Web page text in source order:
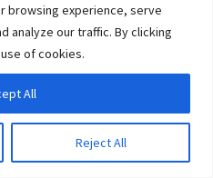
browsing experience, serve
analyze our traffic. By clicking
of cookies.
Reject All
All